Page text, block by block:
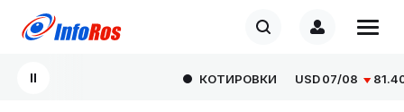
КОТИРОВКИ USD 07/08 81.4077